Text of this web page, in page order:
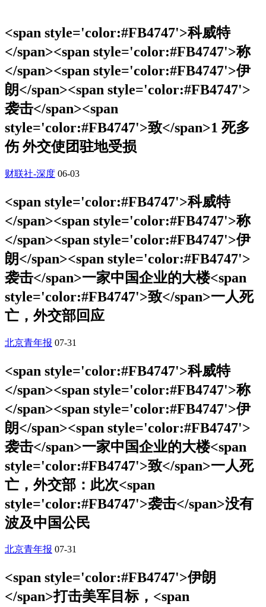
<span style='color:#FB4747'>科威特
</span><span style='color:#FB4747'>称
</span><span style='color:#FB4747'>伊
朗</span><span style='color:#FB4747'>
袭击</span><span
style='color:#FB4747'>致</span>1 死多
伤 外交使团驻地受损
财联社-深度 06-03
<span style='color:#FB4747'>科威特
</span><span style='color:#FB4747'>称
</span><span style='color:#FB4747'>伊
朗</span><span style='color:#FB4747'>
袭击</span>一家中国企业的大楼<span
style='color:#FB4747'>致</span>一人死
亡，外交部回应
北京青年报 07-31
<span style='color:#FB4747'>科威特
</span><span style='color:#FB4747'>称
</span><span style='color:#FB4747'>伊
朗</span><span style='color:#FB4747'>
袭击</span>一家中国企业的大楼<span
style='color:#FB4747'>致</span>一人死
亡，外交部：此次<span
style='color:#FB4747'>袭击</span>没有
波及中国公民
北京青年报 07-31
<span style='color:#FB4747'>伊朗
</span>打击美军目标，<span